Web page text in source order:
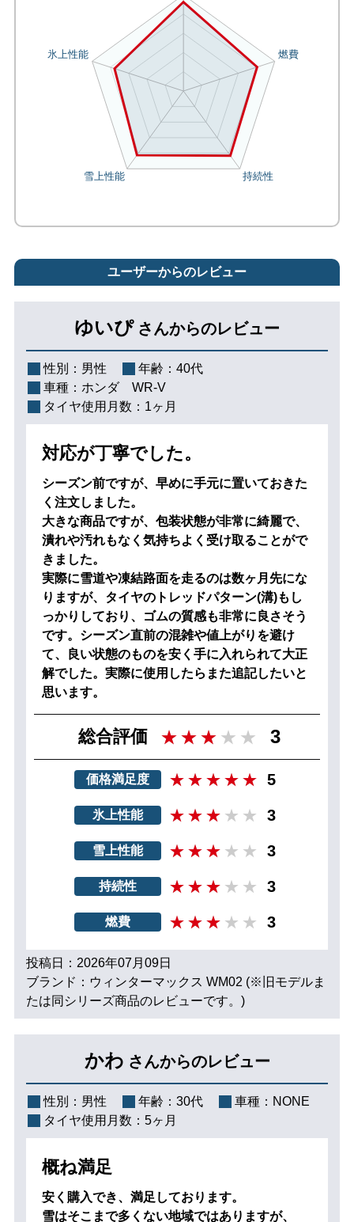
ユーザーからのレビュー
ゆいぴ さんからのレビュー
性別： 男性 年齢： 40代
車種： ホンダ WR-V
タイヤ使用月数： 1ヶ月
対応が丁寧でした。
シーズン前ですが、早めに手元に置いておきた
く注文しました。
大きな商品ですが、包装状態が非常に綺麗で、
潰れや汚れもなく気持ちよく受け取ることがで
きました。
実際に雪道や凍結路面を走るのは数ヶ月先にな
りますが、タイヤのトレッドパターン(溝)もし
っかりしており、ゴムの質感も非常に良さそう
です。シーズン直前の混雑や値上がりを避け
て、良い状態のものを安く手に入れられて大正
解でした。実際に使用したらまた追記したいと
思います。
総合評価 3
価格満足度 5
氷上性能 3
雪上性能 3
持続性 3
燃費 3
投稿日：2026年07月09日
ブランド：ウィンターマックス WM02 (※旧モデルま
たは同シリーズ商品のレビューです。)
かわ さんからのレビュー
性別： 男性 年齢： 30代 車種： NONE
タイヤ使用月数： 5ヶ月
概ね満足
安く購入でき、満足しております。
雪はそこまで多くない地域ではありますが、